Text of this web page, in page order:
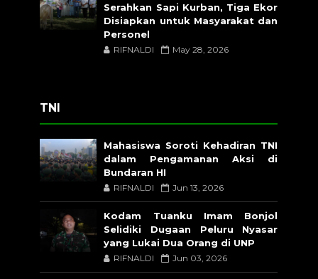
Serahkan Sapi Kurban, Tiga Ekor
Disiapkan untuk Masyarakat dan
Personel
RIFNALDI May 28, 2026
TNI
Mahasiswa Soroti Kehadiran TNI
dalam Pengamanan Aksi di
Bundaran HI
RIFNALDI Jun 13, 2026
Kodam Tuanku Imam Bonjol
Selidiki Dugaan Peluru Nyasar
yang Lukai Dua Orang di UNP
RIFNALDI Jun 03, 2026